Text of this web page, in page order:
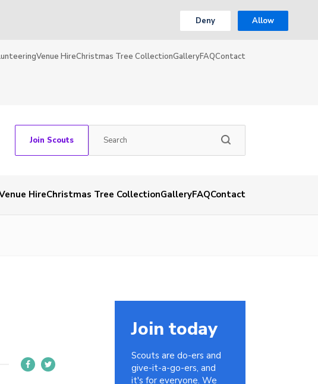
Deny Allow
Venue HireChristmas Tree CollectionGalleryFAQContact
Join Scouts
HireChristmas Tree CollectionGalleryFAQContact
Join today
Scouts are do-ers and
give-it-a-go-ers, and
it's for everyone. We